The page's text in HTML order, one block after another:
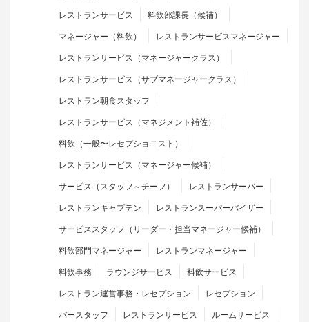
レストランサービス
料飲部課長（候補）
マネージャー（料飲）
レストランサービスマネージャー
レストランサービス（マネージャークラス）
レストランサービス（サブマネージャークラス）
レストラン朝食スタッフ
レストランサービス（マネジメント補佐）
料飲（一般〜レセプショニスト）
レストランサービス（マネージャー候補）
サービス（スタッフ～チーフ）
レストランサーバー
レストランキャプテン
レストランスーパーバイザー
サービススタッフ（リーダー・担当マネージャー候補）
料飲部門マネージャー
レストランマネージャー
料飲事務
ラウンジサービス
料飲サービス
レストラン運営事務・レセプション
レセプション
バースタッフ
レストランサービス
ルームサービス